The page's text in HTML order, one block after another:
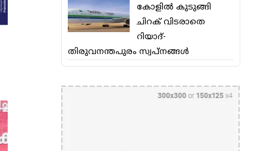
കോളില്‍ കുടുങ്ങി
ചിറക് വിടരാതെ
റിയാദ്-
തിരുവനന്തപുരം സ്വപ്നങ്ങള്‍